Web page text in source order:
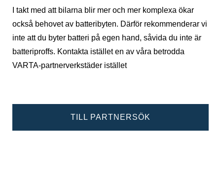
I takt med att bilarna blir mer och mer komplexa ökar
också behovet av batteribyten. Därför rekommenderar vi
inte att du byter batteri på egen hand, såvida du inte är
batteriproffs. Kontakta istället en av våra betrodda
VARTA-partnerverkstäder istället
TILL PARTNERSÖK